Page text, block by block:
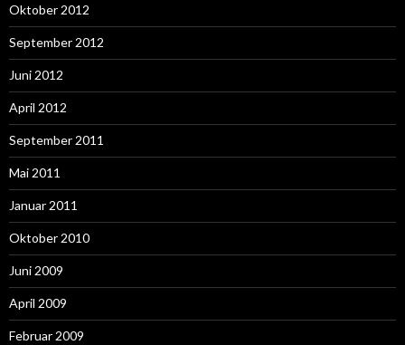
Oktober 2012
September 2012
Juni 2012
April 2012
September 2011
Mai 2011
Januar 2011
Oktober 2010
Juni 2009
April 2009
Februar 2009